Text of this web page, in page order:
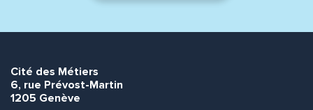
Cité des Métiers
6, rue Prévost-Martin
1205 Genève